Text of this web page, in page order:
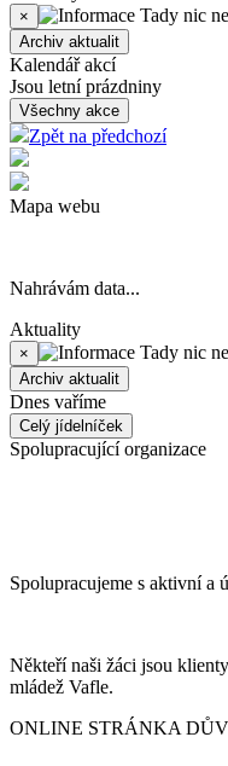
× Tady nic
Archiv aktualit
Kalendář akcí
Jsou letní prázdniny
Všechny akce
Zpět na předchozí
Mapa webu
Nahrávám data...
Aktuality
× Tady nic
Archiv aktualit
Dnes vaříme
Celý jídelníček
Spolupracující organizace
Spolupracujeme s aktivní a
Někteří naši žáci jsou
mládež Vafle.
ONLINE STRÁNKA